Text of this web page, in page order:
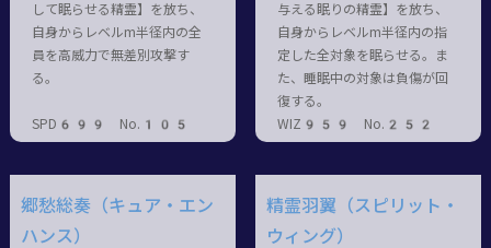
して眠らせる精霊】を放ち、
自身からレベルm半径内の全
員を高威力で無差別攻撃す
る。
SPD699 No.105
与える眠りの精霊】を放ち、
自身からレベルm半径内の指
定した全対象を眠らせる。ま
た、睡眠中の対象は負傷が回
復する。
WIZ959 No.252
郷愁総奏（キュア・エン
ハンス）
精霊羽翼（スピリット・
ウィング）